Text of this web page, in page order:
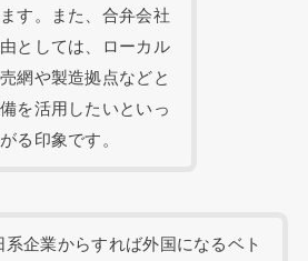
す。また、合弁会社
としては、ローカル
網や製造拠点などと
を活用したいといっ
る印象です。
系企業からすれば外国になるベト